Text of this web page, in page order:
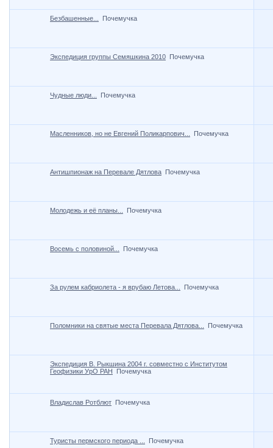
Безбашенные... Почемучка
Экспедиция группы Семяшкина 2010 Почемучка
Чудные люди... Почемучка
Масленников, но не Евгений Поликарпович... Почемучка
Антишпионаж на Перевале Дятлова Почемучка
Молодежь и её планы... Почемучка
Восемь с половиной... Почемучка
За рулем кабриолета - я врубаю Летова... Почемучка
Поломники на святые места Перевала Дятлова... Почемучка
Экспедиция В. Рыкшина 2004 г. совместно с Институтом
Геофизики УрО РАН
Почемучка
Владислав Ротблют Почемучка
Туристы пермского периода ... Почемучка